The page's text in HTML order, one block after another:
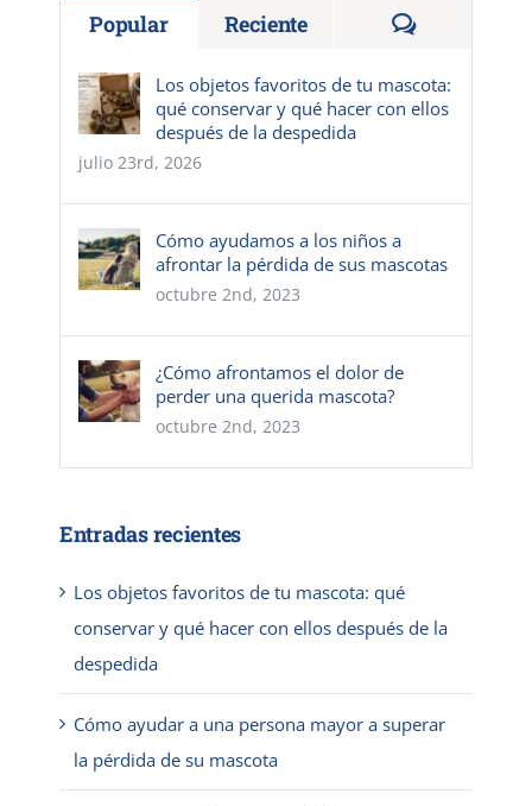
Popular Reciente
Los objetos favoritos de tu mascota:
qué conservar y qué hacer con ellos
después de la despedida
julio 23rd, 2026
Cómo ayudamos a los niños a
afrontar la pérdida de sus mascotas
octubre 2nd, 2023
¿Cómo afrontamos el dolor de
perder una querida mascota?
octubre 2nd, 2023
Entradas recientes
Los objetos favoritos de tu mascota: qué
conservar y qué hacer con ellos después de la
despedida
Cómo ayudar a una persona mayor a superar
la pérdida de su mascota